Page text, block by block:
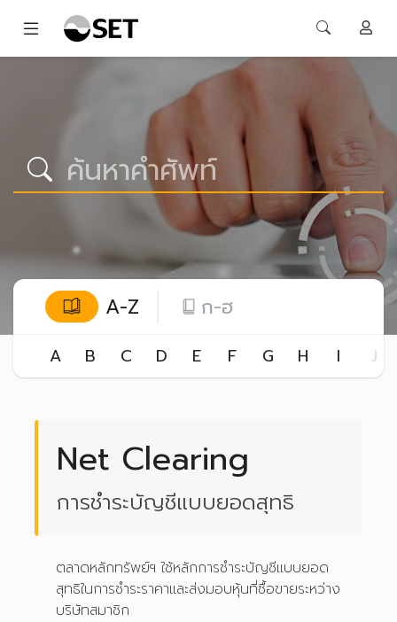
A-Z ก-ฮ
A B C D E F G H I J
Net Clearing
การชำระบัญชีแบบยอดสุทธิ
ตลาดหลักทรัพย์ฯ ใช้หลักการชำระบัญชีแบบยอด
สุทธิในการชำระราคาและส่งมอบหุ้นที่ซื้อขายระหว่าง
บริษัทสมาชิก